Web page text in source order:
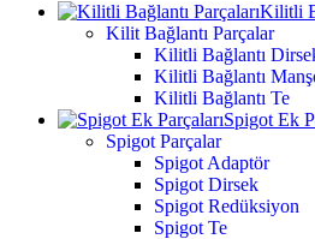
Kilitli
Kilit Bağlantı Parçalar
Kilitli Bağlantı
Kilitli Bağlantı
Kilitli Bağlantı Te
Spigot Ek
Spigot Parçalar
Spigot Adaptör
Spigot Dirsek
Spigot Redüksiyon
Spigot Te